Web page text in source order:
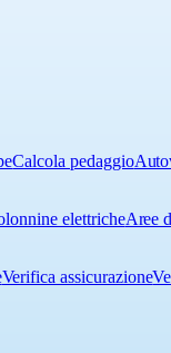
Calcola pedaggio
elettricheAree
Verifica assicurazione